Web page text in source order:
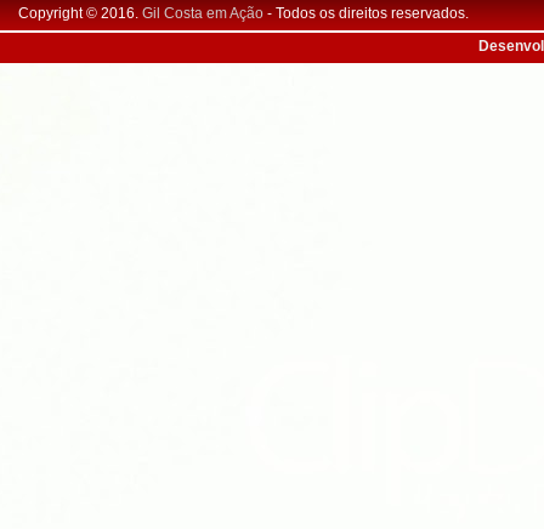
Copyright © 2016. Gil Costa em Ação - Todos os direitos reservados.